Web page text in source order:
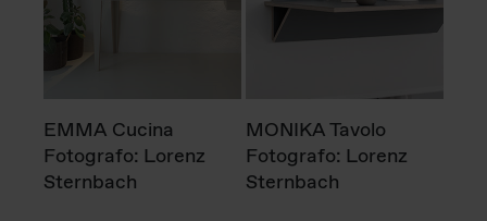
EMMA Cucina
Fotografo: Lorenz
Sternbach
MONIKA Tavolo
Fotografo: Lorenz
Sternbach